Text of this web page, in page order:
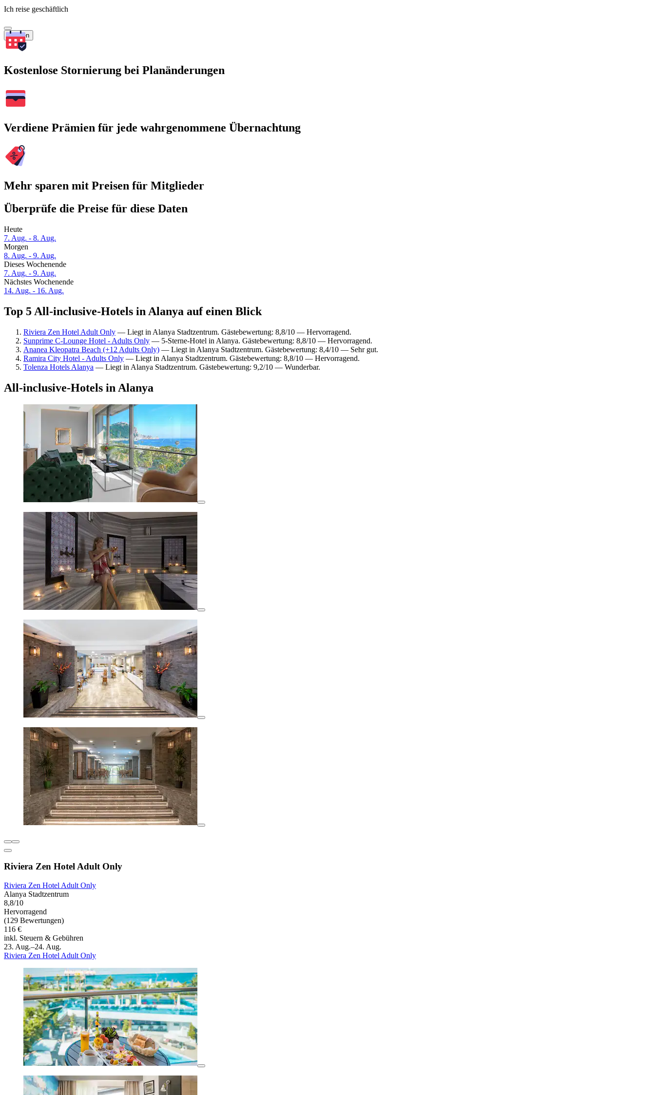
Ich reise geschäftlich
Suchen
Kostenlose Stornierung bei Planänderungen
Verdiene Prämien für jede wahrgenommene Übernachtung
Mehr sparen mit Preisen für Mitglieder
Überprüfe die Preise für diese Daten
Heute
7. Aug. - 8. Aug.
Morgen
8. Aug. - 9. Aug.
Dieses Wochenende
7. Aug. - 9. Aug.
Nächstes Wochenende
14. Aug. - 16. Aug.
Top 5 All-inclusive-Hotels in Alanya auf einen Blick
Riviera Zen Hotel Adult Only — Liegt in Alanya Stadtzentrum. Gästebewertung: 8,8/10 — Hervorragend.
Sunprime C-Lounge Hotel - Adults Only — 5-Sterne-Hotel in Alanya. Gästebewertung: 8,8/10 — Hervorragend.
Ananea Kleopatra Beach (+12 Adults Only) — Liegt in Alanya Stadtzentrum. Gästebewertung: 8,4/10 — Sehr gut.
Ramira City Hotel - Adults Only — Liegt in Alanya Stadtzentrum. Gästebewertung: 8,8/10 — Hervorragend.
Tolenza Hotels Alanya — Liegt in Alanya Stadtzentrum. Gästebewertung: 9,2/10 — Wunderbar.
All-inclusive-Hotels in Alanya
Riviera Zen Hotel Adult Only
Riviera Zen Hotel Adult Only
Alanya Stadtzentrum
8,8/10
Hervorragend
(129 Bewertungen)
116 €
inkl. Steuern & Gebühren
23. Aug.–24. Aug.
Riviera Zen Hotel Adult Only